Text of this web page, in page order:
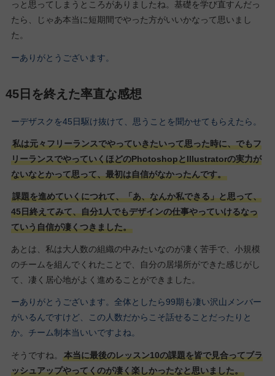
っと思ってしまうところがありましたね。基礎を学び直すんだっ
たら、じゃあ本当に短期間でやった方がいいかなって思いまし
た。
ーありがとうございます。
45日を終えた率直な感想
ーデザスクを45日駆け抜けて、思うことを聞かせてもらえたら。
私は元々フリーランスでやっていきたいって思った時に、でもフ
リーランスでやっていくほどのPhotoshopとIllustratorの実力が
ないなとかって思って、最初は自信がなかったんです。
課題を進めていくにつれて、「あ、なんか私できる」と思って、
45日終えてみて、自分1人でもデザインの仕事やっていけるなっ
ていう自信が凄くつきました。
あとは、私は大人数の組織の中みたいなのが凄く苦手で、小規模
のチームを組んでくれたことで、自分の居場所ができた感じがし
て、凄く居心地がよく進めることができました。
ーありがとうございます。全体としたら99期も凄い沢山メンバー
がいるんですけど、この人数だからこそ話せることだったりと
か。チーム制本当いいですよね。
そうですね。
本当に最後のレッスン10の課題を皆で見合ってブラ
ッシュアップやってくのが凄く楽しかったなと思いました。